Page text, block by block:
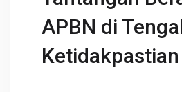
APBN di